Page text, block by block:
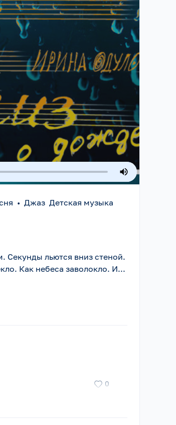
• Джаз Детская музыка
Секунды льются вниз стеной.
Как небеса заволокло. И...
0